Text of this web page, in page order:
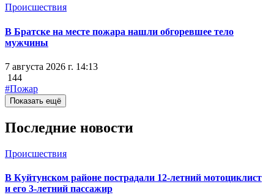
Происшествия
В Братске на месте пожара нашли обгоревшее тело
мужчины
7 августа 2026 г. 14:13
144
#Пожар
Показать ещё
Последние новости
Происшествия
В Куйтунском районе пострадали 12-летний мотоциклист
и его 3-летний пассажир